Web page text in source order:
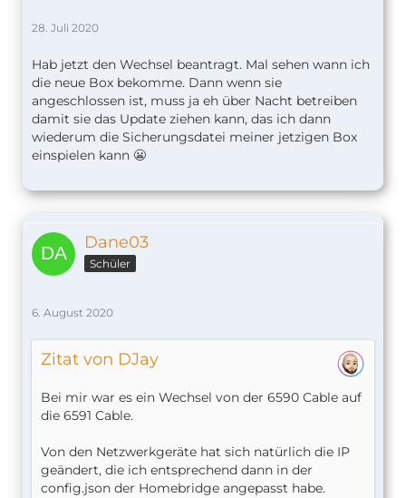
28. Juli 2020
Hab jetzt den Wechsel beantragt. Mal sehen wann ich
die neue Box bekomme. Dann wenn sie
angeschlossen ist, muss ja eh über Nacht betreiben
damit sie das Update ziehen kann, das ich dann
wiederum die Sicherungsdatei meiner jetzigen Box
einspielen kann 😬
Dane03
Schüler
6. August 2020
Zitat von DJay
Bei mir war es ein Wechsel von der 6590 Cable auf
die 6591 Cable.
Von den Netzwerkgeräte hat sich natürlich die IP
geändert, die ich entsprechend dann in der
config.json der Homebridge angepasst habe.